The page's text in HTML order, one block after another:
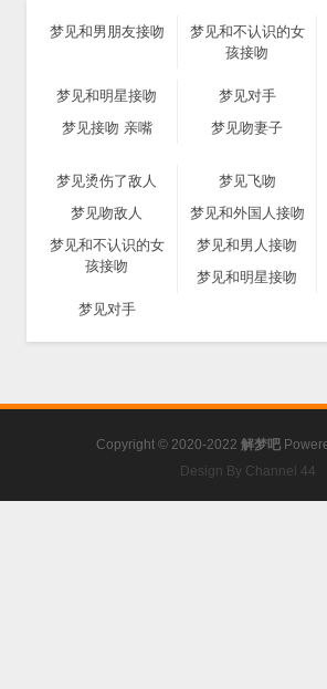
梦见和男朋友接吻
梦见和不认识的女
孩接吻
梦见和明星接吻
梦见对手
梦见接吻 亲嘴
梦见吻妻子
梦见烫伤了敌人
梦见飞吻
梦见吻敌人
梦见和外国人接吻
梦见和不认识的女
孩接吻
梦见和男人接吻
梦见和明星接吻
梦见对手
Copyright © 2020-2022 解梦吧
Design By Channel 44